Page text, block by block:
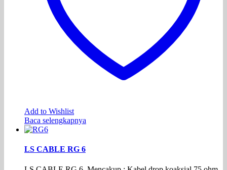
Add to Wishlist
Baca selengkapnya
LS CABLE RG 6